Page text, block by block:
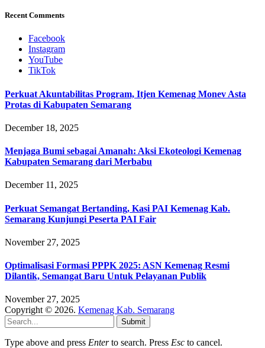
Recent Comments
Facebook
Instagram
YouTube
TikTok
Perkuat Akuntabilitas Program, Itjen Kemenag Monev Asta
Protas di Kabupaten Semarang
December 18, 2025
Menjaga Bumi sebagai Amanah: Aksi Ekoteologi Kemenag
Kabupaten Semarang dari Merbabu
December 11, 2025
Perkuat Semangat Bertanding, Kasi PAI Kemenag Kab.
Semarang Kunjungi Peserta PAI Fair
November 27, 2025
Optimalisasi Formasi PPPK 2025: ASN Kemenag Resmi
Dilantik, Semangat Baru Untuk Pelayanan Publik
November 27, 2025
Copyright © 2026. Kemenag Kab. Semarang
Submit
Type above and press Enterto search. Press Esc to cancel.